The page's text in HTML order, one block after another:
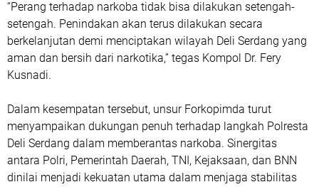
“Perang terhadap narkoba tidak bisa dilakukan setengah-
setengah. Penindakan akan terus dilakukan secara
berkelanjutan demi menciptakan wilayah Deli Serdang yang
aman dan bersih dari narkotika,” tegas Kompol Dr. Fery
Kusnadi.
Dalam kesempatan tersebut, unsur Forkopimda turut
menyampaikan dukungan penuh terhadap langkah Polresta
Deli Serdang dalam memberantas narkoba. Sinergitas
antara Polri, Pemerintah Daerah, TNI, Kejaksaan, dan BNN
dinilai menjadi kekuatan utama dalam menjaga stabilitas